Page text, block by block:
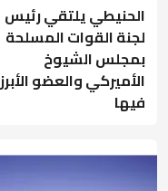
الحنيطي يلتقي رئيس
لجنة القوات المسلحة
بمجلس الشيوخ
الأميركي والعضو الأبرز
فيها